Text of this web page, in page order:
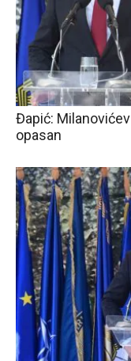
Đapić:
opasan